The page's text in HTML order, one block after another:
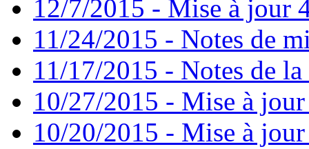
12/7/2015 - Mise à jour
11/24/2015 - Notes de
11/17/2015 - Notes de
10/27/2015 - Mise à
10/20/2015 - Mise à